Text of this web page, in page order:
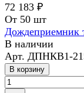
72 183 ₽
От 50 шт
Дождеприемник
В наличии
Арт. ДПНКВ1-
В корзину